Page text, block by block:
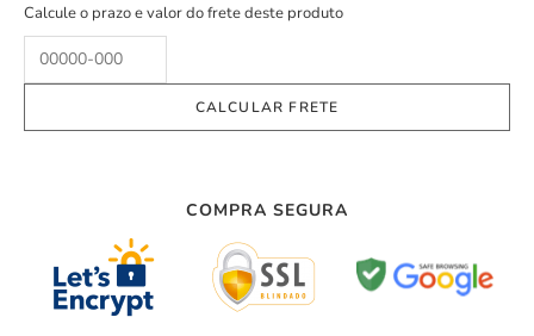
Calcule o prazo e valor do frete deste produto
COMPRA SEGURA